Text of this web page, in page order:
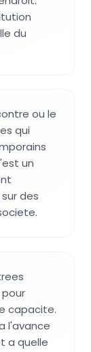
du
ou le
qui
un
des
capacite.
l'avance
a quelle